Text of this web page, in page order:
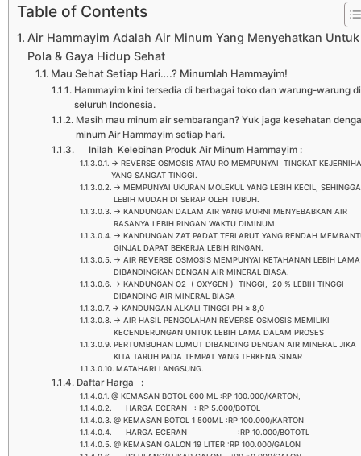
Table of Contents
Air Hammayim Adalah Air Minum Yang Menyehatkan Untuk
Pola & Gaya Hidup Sehat
Mau Sehat Setiap Hari….? Minumlah Hammayim!
Hammayim kini tersedia di berbagai toko dan warung-warung di
seluruh Indonesia.
Masih mau minum air sembarangan? Yuk jaga kesehatan
minum Air Hammayim setiap hari.
Inilah Kelebihan Produk Air Minum Hammayim :
-> REVERSE OSMOSIS ATAU RO MEMPUNYAI TINGKAT
YANG SANGAT TINGGI.
-> MEMPUNYAI UKURAN MOLEKUL YANG LEBIH KECIL, SEHINGGA
LEBIH MUDAH DI SERAP OLEH TUBUH.
-> KANDUNGAN DALAM AIR YANG MURNI MENYEBABKAN AIR
RASANYA LEBIH RINGAN WAKTU DIMINUM.
-> KANDUNGAN ZAT PADAT TERLARUT YANG RENDAH
GINJAL DAPAT BEKERJA LEBIH RINGAN.
-> AIR REVERSE OSMOSIS MEMPUNYAI KETAHANAN LEBIH LAMA
DIBANDINGKAN DENGAN AIR MINERAL BIASA.
-> KANDUNGAN O2 ( OXYGEN ) TINGGI, 20 % LEBIH TINGGI
DIBANDING AIR MINERAL BIASA
-> KANDUNGAN ALKALI TINGGI PH ≥ 8,0
-> AIR HASIL PENGOLAHAN REVERSE OSMOSIS MEMILIKI
KECENDERUNGAN UNTUK LEBIH LAMA DALAM PROSES
PERTUMBUHAN LUMUT DIBANDING DENGAN AIR MINERAL JIKA
KITA TARUH PADA TEMPAT YANG TERKENA SINAR
MATAHARI LANGSUNG.
Daftar Harga :
@ KEMASAN BOTOL 600 ML :RP 100.000/KARTON,
HARGA ECERAN : RP 5.000/BOTOL
@ KEMASAN BOTOL 1 500ML :RP 100.000/KARTON
HARGA ECERAN :RP 10.000/BOTOTL
@ KEMASAN GALON 19 LITER :RP 100.000/GALON